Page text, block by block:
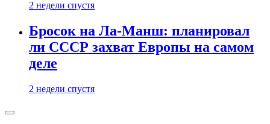
2 недели спустя
Бросок на Ла-Манш: планировал
ли СССР захват Европы на самом
деле
2 недели спустя